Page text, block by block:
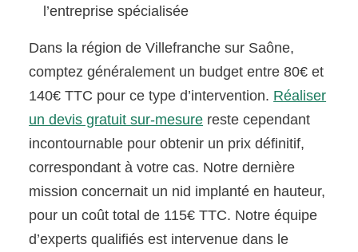
l’entreprise spécialisée
Dans la région de Villefranche sur Saône,
comptez généralement un budget entre 80€ et
140€ TTC pour ce type d’intervention. Réaliser
un devis gratuit sur-mesure reste cependant
incontournable pour obtenir un prix définitif,
correspondant à votre cas. Notre dernière
mission concernait un nid implanté en hauteur,
pour un coût total de 115€ TTC. Notre équipe
d’experts qualifiés est intervenue dans le